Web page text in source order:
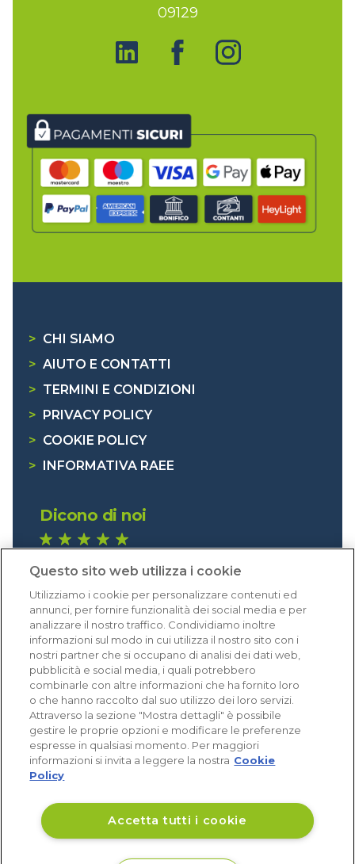
09129
> CHI SIAMO
> AIUTO E CONTATTI
> TERMINI E CONDIZIONI
>
PRIVACY POLICY
> COOKIE POLICY
>
INFORMATIVA RAEE
Dicono di noi
Eccellente (4,8)
Acquisti verificati
Questo sito web utilizza i cookie
Utilizziamo i cookie per personalizzare contenuti ed
annunci, per fornire funzionalità dei social media e per
analizzare il nostro traffico. Condividiamo inoltre
informazioni sul modo in cui utilizza il nostro sito con i
nostri partner che si occupano di analisi dei dati web,
pubblicità e social media, i quali potrebbero
combinarle con altre informazioni che ha fornito loro
o che hanno raccolto dal suo utilizzo dei loro servizi.
Attraverso la sezione "Mostra dettagli" è possibile
gestire le proprie opzioni e modificare le preferenze
espresse in qualsiasi momento. Per maggiori
informazioni si invita a leggere la nostra Cookie
Policy
Accetta tutti i cookie